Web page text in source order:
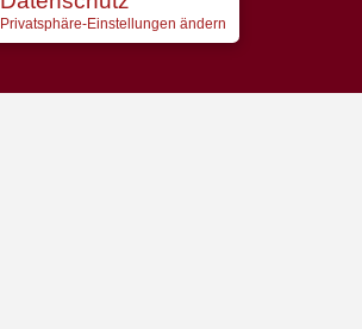
Privatsphäre-Einstellungen ändern